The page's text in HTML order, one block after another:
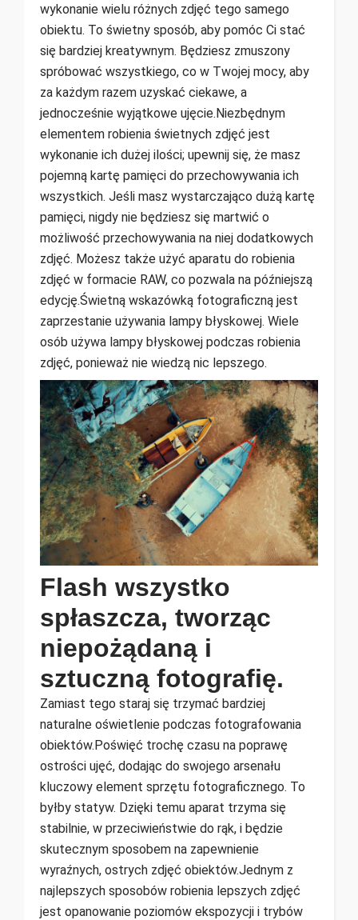
wykonanie wielu różnych zdjęć tego samego
obiektu. To świetny sposób, aby pomóc Ci stać
się bardziej kreatywnym. Będziesz zmuszony
spróbować wszystkiego, co w Twojej mocy, aby
za każdym razem uzyskać ciekawe, a
jednocześnie wyjątkowe ujęcie.Niezbędnym
elementem robienia świetnych zdjęć jest
wykonanie ich dużej ilości; upewnij się, że masz
pojemną kartę pamięci do przechowywania ich
wszystkich. Jeśli masz wystarczająco dużą kartę
pamięci, nigdy nie będziesz się martwić o
możliwość przechowywania na niej dodatkowych
zdjęć. Możesz także użyć aparatu do robienia
zdjęć w formacie RAW, co pozwala na późniejszą
edycję.Świetną wskazówką fotograficzną jest
zaprzestanie używania lampy błyskowej. Wiele
osób używa lampy błyskowej podczas robienia
zdjęć, ponieważ nie wiedzą nic lepszego.
Flash wszystko
spłaszcza, tworząc
niepożądaną i
sztuczną fotografię.
Zamiast tego staraj się trzymać bardziej
naturalne oświetlenie podczas fotografowania
obiektów.Poświęć trochę czasu na poprawę
ostrości ujęć, dodając do swojego arsenału
kluczowy element sprzętu fotograficznego. To
byłby statyw. Dzięki temu aparat trzyma się
stabilnie, w przeciwieństwie do rąk, i będzie
skutecznym sposobem na zapewnienie
wyraźnych, ostrych zdjęć obiektów.Jednym z
najlepszych sposobów robienia lepszych zdjęć
jest opanowanie poziomów ekspozycji i trybów